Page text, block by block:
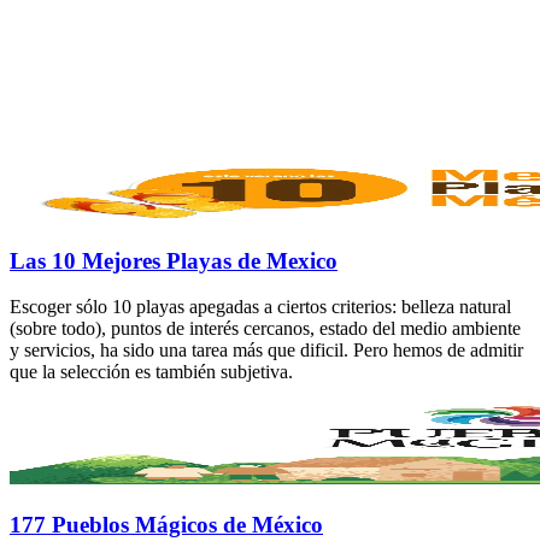
Las 10 Mejores Playas de Mexico
Escoger sólo 10 playas apegadas a ciertos criterios: belleza natural
(sobre todo), puntos de interés cercanos, estado del medio ambiente
y servicios, ha sido una tarea más que dificil. Pero hemos de admitir
que la selección es también subjetiva.
177 Pueblos Mágicos de México